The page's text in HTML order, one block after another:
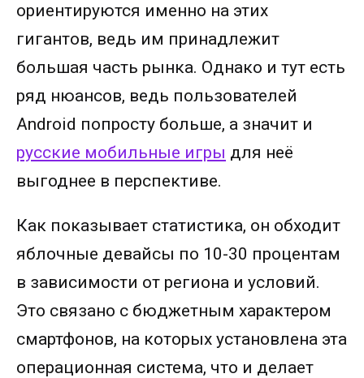
ориентируются именно на этих
гигантов, ведь им принадлежит
большая часть рынка. Однако и тут есть
ряд нюансов, ведь пользователей
Android попросту больше, а значит и
русские мобильные игры для неё
выгоднее в перспективе.
Как показывает статистика, он обходит
яблочные девайсы по 10-30 процентам
в зависимости от региона и условий.
Это связано с бюджетным характером
смартфонов, на которых установлена эта
операционная система, что и делает